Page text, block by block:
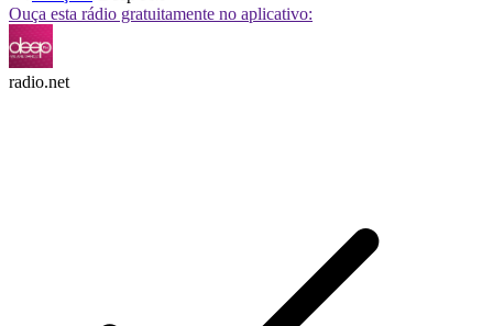
Ouça esta rádio gratuitamente no aplicativo:
radio.net